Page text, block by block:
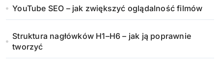
YouTube SEO – jak zwiększyć oglądalność filmów
Struktura nagłówków H1–H6 – jak ją poprawnie
tworzyć